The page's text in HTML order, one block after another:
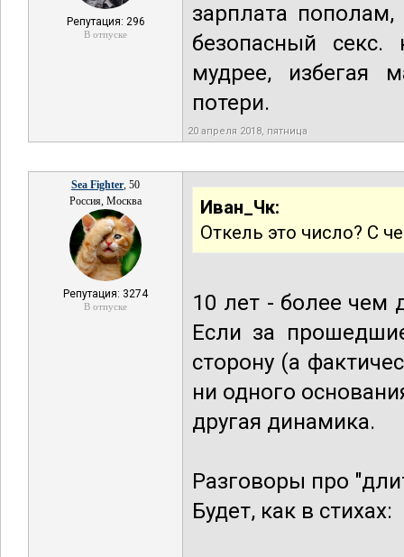
Репутация: 296
В отпуске
зарплата
безопасный
мудрее, избегая
потери.
20 апреля 2018, пятница
Sea Fighter, 50
Россия, Москва
Репутация: 3274
В отпуске
Иван_Чк:
Откель это число? С
10 лет - более чем
Если за
сторону (а
ни одного
другая динамика.
Разговоры про
Будет, как в стихах: